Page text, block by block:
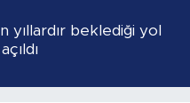
yıllardır beklediği yol